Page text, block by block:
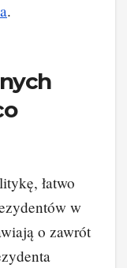
.
łatwo
w
o zawrót